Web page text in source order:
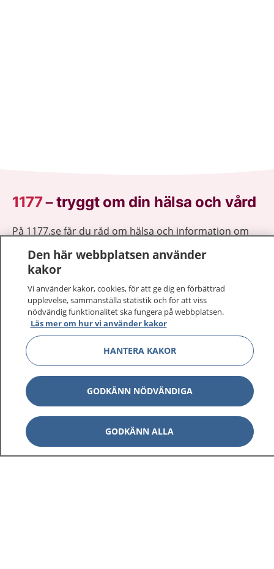
1177–tryggt om din hälsa och vård
På 1177.se får du råd om hälsa och information om
Logga in för att läsa din journal och göra dina
vårdärenden. Ring telefonnummer 1177 för
sjukvårdsrådgivning dygnet runt.
1177 ger dig råd när du vill må bättre.
1177 på flera språk Visa
Om 1177 Visa
Kontakt Visa
Den här webbplatsen använder
kakor
Vi använder kakor, cookies, för att ge dig en förbättrad
upplevelse, sammanställa statistik och för att viss
nödvändig funktionalitet ska fungera på webbplatsen.
Läs mer om hur vi använder kakor
HANTERA KAKOR
GODKÄNN NÖDVÄNDIGA
GODKÄNN ALLA